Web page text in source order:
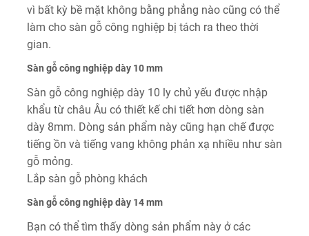
vì bất kỳ bề mặt không bằng phẳng nào cũng có thể
làm cho sàn gỗ công nghiệp bị tách ra theo thời
gian.
Sàn gỗ công nghiệp dày 10 mm
Sàn gỗ công nghiệp dày 10 ly chủ yếu được nhập
khẩu từ châu Âu có thiết kế chi tiết hơn dòng sàn
dày 8mm. Dòng sản phẩm này cũng hạn chế được
tiếng ồn và tiếng vang không phản xạ nhiều như sàn
gỗ mỏng.
Lắp sàn gỗ phòng khách
Sàn gỗ công nghiệp dày 14 mm
Bạn có thể tìm thấy dòng sản phẩm này ở các